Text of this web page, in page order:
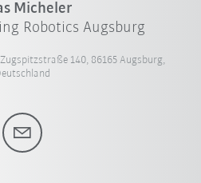
Micheler
Robotics Augsburg
140, 86165 Augsburg,